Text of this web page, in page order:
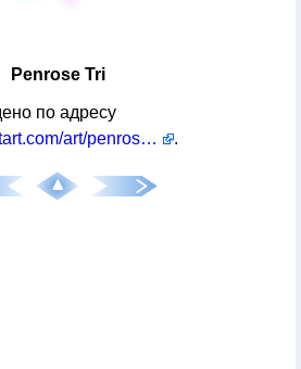
Penrose Tri
по адресу
http://drdelic.deviantart.com/art/penrose-tri-342298624
.